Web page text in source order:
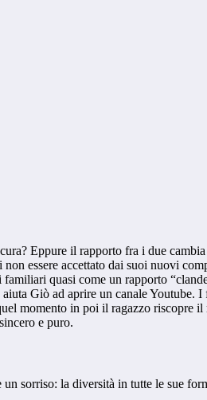
Eppure il rapporto fra i due
essere accettato dai suoi nuovi
quasi come un rapporto
Giò ad aprire un canale
momento in poi il ragazzo riscopre
e puro.
sorriso: la diversità in tutte le sue